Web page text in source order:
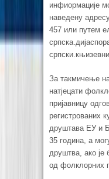
инфиормације
наведену
457 или путем
За такмичење
натјецати
пријавницу
регистрованих
друштава ЕУ и
35 година, а
друштва, ако је
од фолклорних